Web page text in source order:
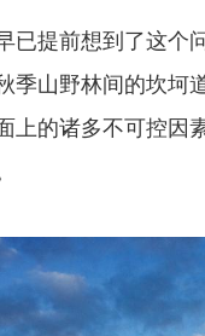
已提前想到了这个
季山野林间的坎坷
上的诸多不可控因